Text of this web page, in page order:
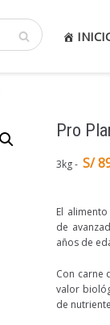
Pro
3kg S/
El
de
años de
Con carne
valor
de